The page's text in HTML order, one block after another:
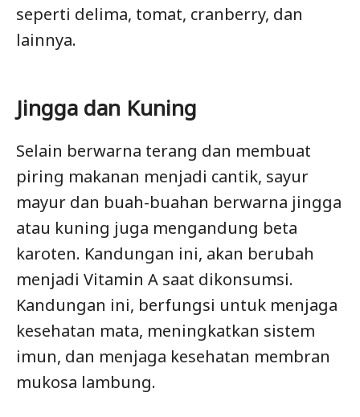
seperti delima, tomat, cranberry, dan
lainnya.
Jingga dan Kuning
Selain berwarna terang dan membuat
piring makanan menjadi cantik, sayur
mayur dan buah-buahan berwarna jingga
atau kuning juga mengandung beta
karoten. Kandungan ini, akan berubah
menjadi Vitamin A saat dikonsumsi.
Kandungan ini, berfungsi untuk menjaga
kesehatan mata, meningkatkan sistem
imun, dan menjaga kesehatan membran
mukosa lambung.